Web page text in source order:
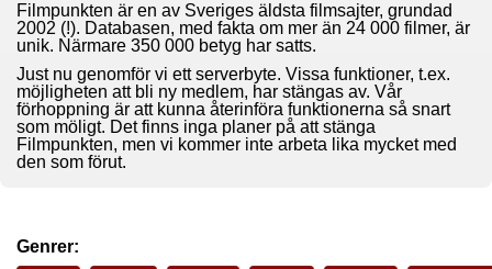
Filmpunkten är en av Sveriges äldsta filmsajter, grundad
2002 (!). Databasen, med fakta om mer än 24 000 filmer, är
unik. Närmare 350 000 betyg har satts.
Just nu genomför vi ett serverbyte. Vissa funktioner, t.ex.
möjligheten att bli ny medlem, har stängas av. Vår
förhoppning är att kunna återinföra funktionerna så snart
som möligt. Det finns inga planer på att stänga
Filmpunkten, men vi kommer inte arbeta lika mycket med
den som förut.
Genrer: